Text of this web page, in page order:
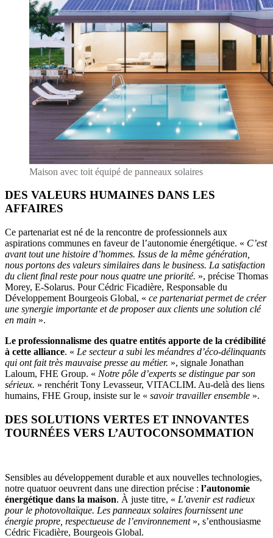
Maison avec toit équipé de panneaux solaires
DES VALEURS HUMAINES DANS LES
AFFAIRES
Ce partenariat est né de la rencontre de professionnels aux
aspirations communes en faveur de l’autonomie énergétique. « C’est
avant tout une histoire d’hommes. Issus de la même génération,
nous portons des valeurs similaires dans le business. La satisfaction
du client final reste pour nous quatre une priorité. », précise Thomas
Morey, E-Solarus. Pour Cédric Ficadière, Responsable du
Développement Bourgeois Global, « ce partenariat permet de créer
une synergie importante et de proposer aux clients une solution clé
en main ».
Le professionnalisme des quatre entités apporte de la crédibilité
à cette alliance. « Le secteur a subi les méandres d’éco-délinquants
qui ont fait très mauvaise presse au métier. », signale Jonathan
Laloum, FHE Group. « Notre pôle d’experts se distingue par son
sérieux. » renchérit Tony Levasseur, VITACLIM. Au-delà des liens
humains, FHE Group, insiste sur le « savoir travailler ensemble ».
DES SOLUTIONS VERTES ET INNOVANTES
TOURNÉES VERS L’AUTOCONSOMMATION
Sensibles au développement durable et aux nouvelles technologies,
notre quatuor oeuvrent dans une direction précise : l’autonomie
énergétique dans la maison. À juste titre, « L’avenir est radieux
pour le photovoltaïque. Les panneaux solaires fournissent une
énergie propre, respectueuse de l’environnement », s’enthousiasme
Cédric Ficadière, Bourgeois Global.